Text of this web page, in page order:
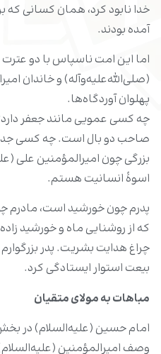
خدا نابود کرد، همان کسانی که
آمده بودند.
اما این امت ناسپاس با دو
(صلی‌الله‌علیه‌وآله) و خاندان
پهلوان آوردگاه‌ها.
چه کسی عمویی مانند جعفر
صاحب دو بال است. چه کسی
بزرگی چون امیرالمؤمنین علی
اسوۀ انسانیت هستم.
پدرم چون خورشید است، مادرم
که از روشنایی ماه و خورشید
چراغ هدایت بشریت. پدر
بیعت استوار ایستادگی کرد.
مباهات به مولای متقیان
امام حسین (علیه‌السلام) در
وصف امیرالمؤمنین (علیه‌السلام)